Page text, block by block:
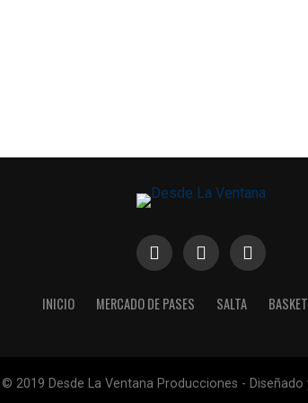
INICIO MERCADO DE PASES SALTA BASKET
2019 Desde La Ventana Producciones -